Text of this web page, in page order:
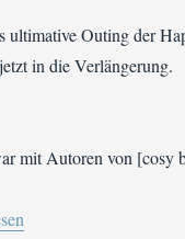
ultimative Outing der
in die Verlängerung.
mit Autoren von [cosy
Autoren | Die